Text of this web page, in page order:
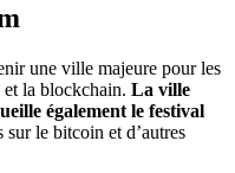
une ville majeure pour les
et la blockchain. La ville
également le festival
le bitcoin et d’autres